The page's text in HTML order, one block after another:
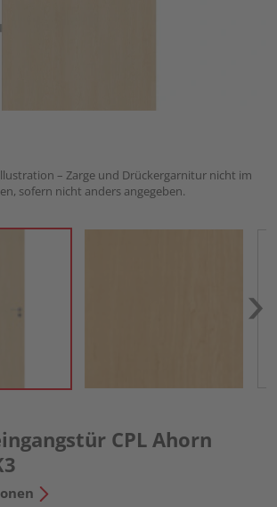
– Zarge und Drückergarnitur nicht im
sofern nicht anders angegeben.
CPL Ahorn